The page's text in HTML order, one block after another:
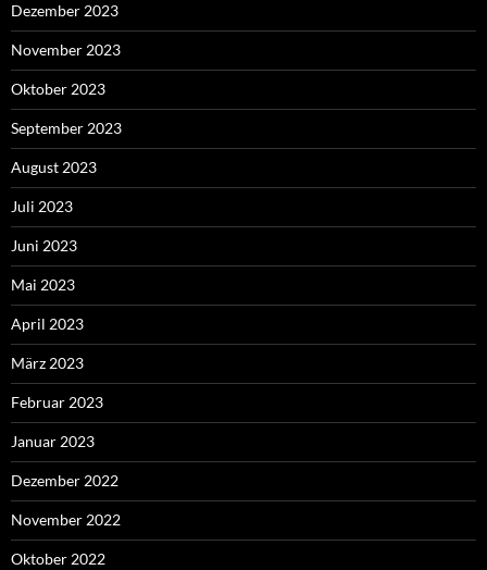
Dezember 2023
November 2023
Oktober 2023
September 2023
August 2023
Juli 2023
Juni 2023
Mai 2023
April 2023
März 2023
Februar 2023
Januar 2023
Dezember 2022
November 2022
Oktober 2022